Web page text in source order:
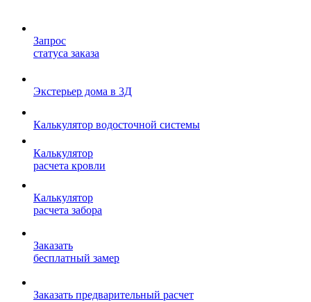
Запрос
статуса заказа
Экстерьер дома в 3Д
Калькулятор водосточной системы
Калькулятор
расчета кровли
Калькулятор
расчета забора
Заказать
бесплатный замер
Заказать предварительный расчет